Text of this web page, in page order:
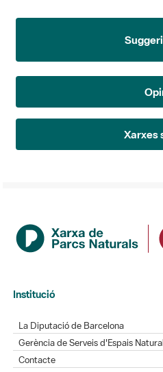
Xarxes
Institució
La Diputació de Barcelona
Gerència de Serveis d'Espais
Contacte